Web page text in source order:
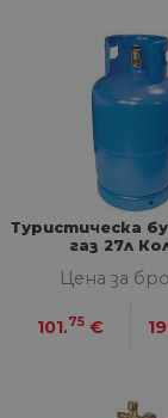
Туристическа
газ 27л
Цена за
101.75 €